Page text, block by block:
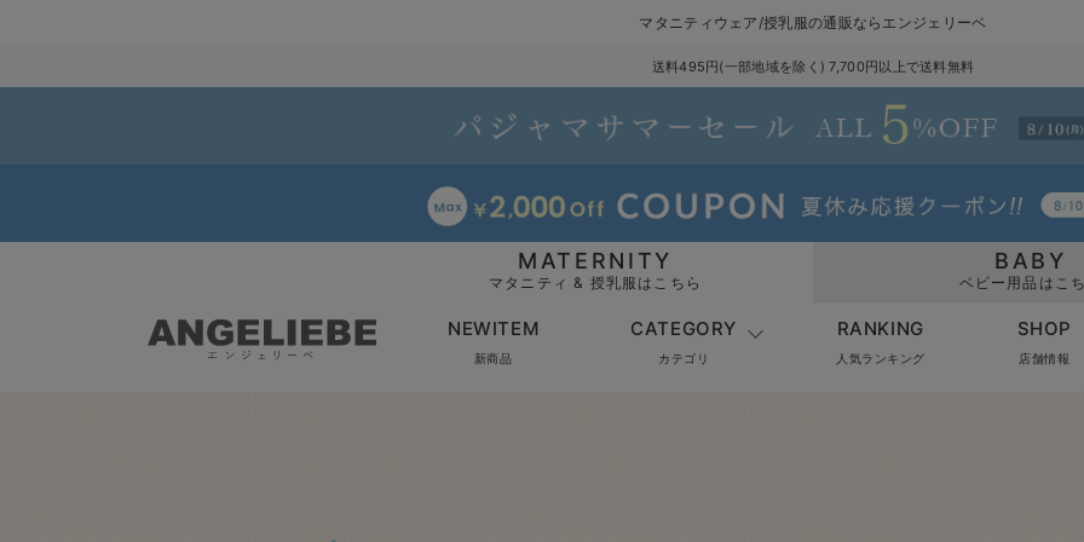
マタニティウェア/授乳服の通販ならエンジェリーベ
送料495円(一部地域を除く) 7,700円以上で送料無料
MATERNITY
マタニティ & 授乳服はこちら
BABY
ベビー用品はこ
NEWITEM
新商品
CATEGORY
カテゴリ
RANKING
人気ランキング
SHOP
店舗情報